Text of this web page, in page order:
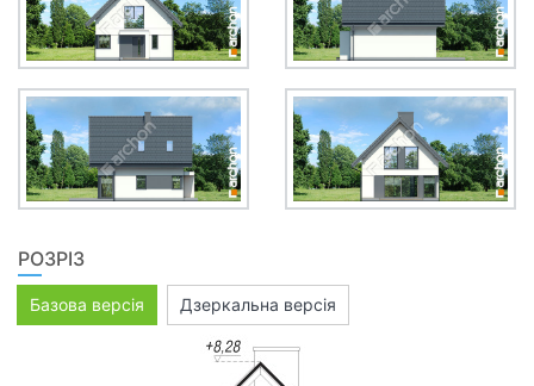
РОЗРІЗ
Базова версія Дзеркальна версія